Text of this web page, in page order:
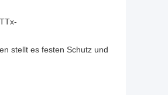
stellt es festen Schutz und